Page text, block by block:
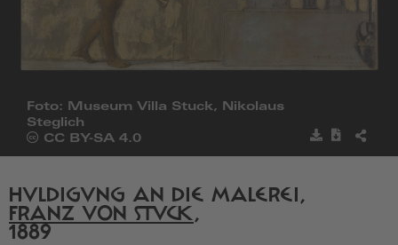
Foto: Museum Villa Stuck, Nikolaus
Steglich
CC BY-SA 4.0Öffnet
die
von
Creative
Commons
Bild
BILD
HULDIGUNG AN DIE MALEREI,
FRANZ VON STUCK,
1889